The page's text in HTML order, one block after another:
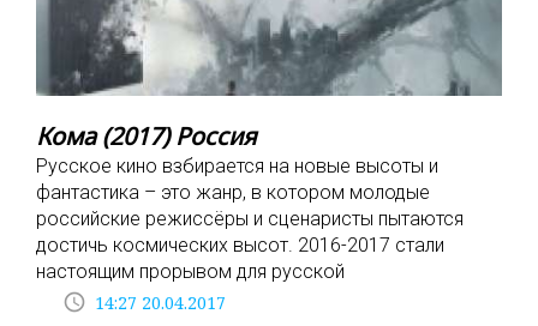
Кома (2017) Россия
Русское кино взбирается на новые высоты и
фантастика – это жанр, в котором молодые
российские режиссёры и сценаристы пытаются
достичь космических высот. 2016-2017 стали
настоящим прорывом для русской
access_time 14:27 20.04.2017